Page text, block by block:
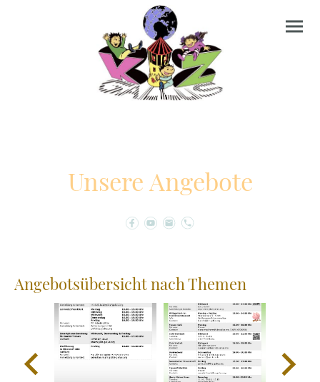
Unsere Angebote
Angebotsübersicht nach Themen